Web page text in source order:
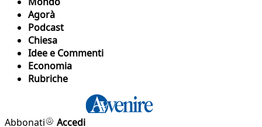
Agorà
Podcast
Chiesa
Idee e Commenti
Economia
Rubriche
Abbonati
Accedi